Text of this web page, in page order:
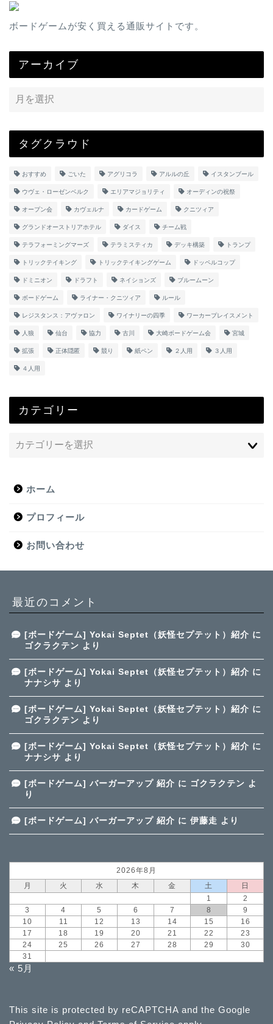
ボードゲームが安く買える通販サイトです。
アーカイブ
タグクラウド
おすすめ ごいた アグリコラ アルルの丘 イスタンブール
ウヴェ・ローゼンベルク エリアマジョリティ オーディンの祝祭
オープン会 カヴェルナ カードゲーム クニツィア
グランドオーストリアホテル ダイス チーム戦
テラフォーミングマーズ テラミスティカ デッキ構築 トランプ
トリックテイキング トリックテイキングゲーム ドッペルコップ
ドミニオン ドラフト ネイションズ ブルームーン
ボードゲーム ライナー・クニツィア ルール
レジスタンス：アヴァロン ワイナリーの四季 ワーカープレイスメント
人狼 仙台 協力 古川 大崎ボードゲーム会 宮城
拡張 正体隠匿 競り 紙ペン ２人用 ３人用
４人用
カテゴリー
ホーム
プロフィール
お問い合わせ
最近のコメント
[ボードゲーム] Yokai Septet（妖怪セプテット）紹介 に
ゴクラクテン より
[ボードゲーム] Yokai Septet（妖怪セプテット）紹介 に
ナナシサ より
[ボードゲーム] Yokai Septet（妖怪セプテット）紹介 に
ゴクラクテン より
[ボードゲーム] Yokai Septet（妖怪セプテット）紹介 に
ナナシサ より
[ボードゲーム] バーガーアップ 紹介 に ゴクラクテン よ
り
[ボードゲーム] バーガーアップ 紹介 に 伊藤走 より
2026年8月
月
火 水 木 金 土
日
1
2
3
4 5 6 7 8
9
10
11 12 13 14 15
16
17
18 19 20 21 22
23
24
25 26 27 28 29
30
31
« 5月
This site is protected by reCAPTCHA and the Google